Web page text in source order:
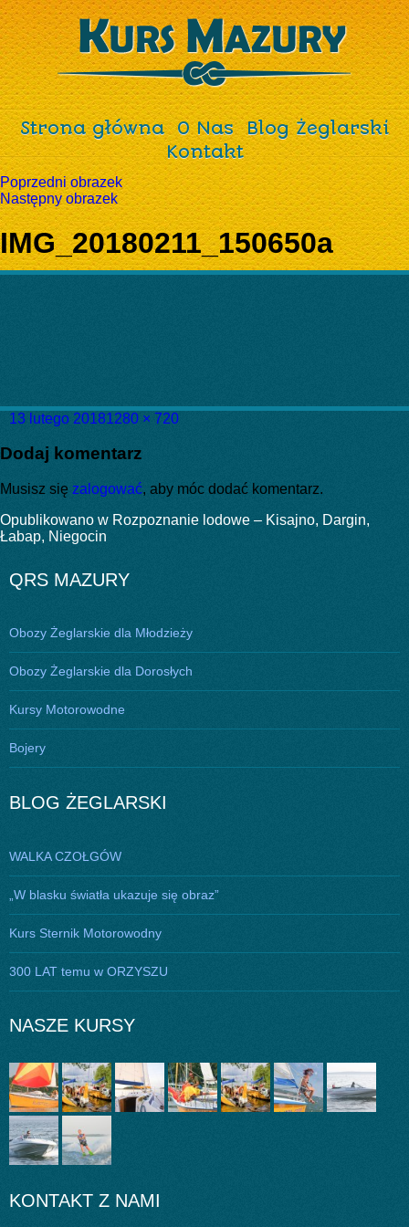
Strona główna O Nas
Blog Żeglarski
Kontakt
Poprzedni obrazek
Następny obrazek
IMG_20180211_150650a
Data
13 lutego 2018Pełny
1280 × 720
Dodaj komentarz
Musisz się zalogować, aby móc dodać komentarz.
Nawigacja
wpisu
Opublikowano w Rozpoznanie lodowe – Kisajno, Dargin,
Łabap, Niegocin
QRS MAZURY
Obozy Żeglarskie dla Młodzieży
Obozy Żeglarskie dla Dorosłych
Kursy Motorowodne
Bojery
BLOG ŻEGLARSKI
WALKA CZOŁGÓW
„W blasku światła ukazuje się obraz”
Kurs Sternik Motorowodny
300 LAT temu w ORZYSZU
NASZE KURSY
KONTAKT Z NAMI